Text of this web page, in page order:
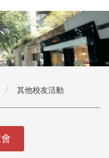
其他校友活動